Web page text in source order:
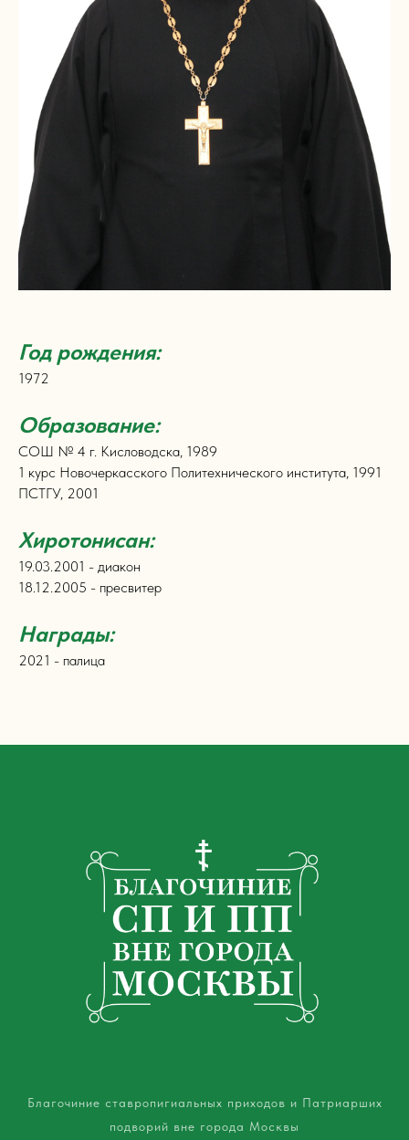
Год рождения:
1972
Образование:
СОШ № 4 г. Кисловодска, 1989
1 курс Новочеркасского Политехнического института, 1991
ПСТГУ, 2001
Хиротонисан:
19.03.2001 - диакон
18.12.2005 - пресвитер
Награды:
2021 - палица
Благочиние ставропигиальных приходов и Патриарших
подворий вне города Москвы